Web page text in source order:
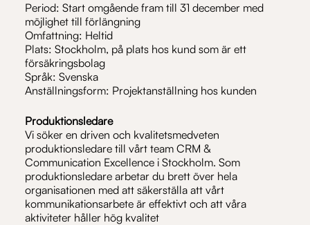
Period: Start omgående fram till 31 december med
möjlighet till förlängning
Omfattning: Heltid
Plats: Stockholm, på plats hos kund som är ett
försäkringsbolag
Språk: Svenska
Anställningsform: Projektanställning hos kunden
Produktionsledare
Vi söker en driven och kvalitetsmedveten
produktionsledare till vårt team CRM &
Communication Excellence i Stockholm. Som
produktionsledare arbetar du brett över hela
organisationen med att säkerställa att vårt
kommunikationsarbete är effektivt och att våra
aktiviteter håller hög kvalitet